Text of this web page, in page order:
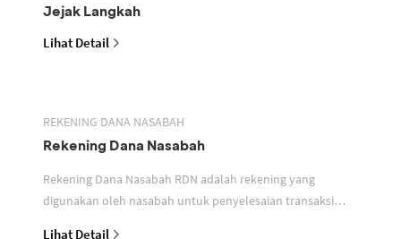
Jejak Langkah
Lihat Detail
REKENING DANA NASABAH
Rekening Dana Nasabah
Rekening Dana Nasabah RDN adalah rekening yang
digunakan oleh nasabah untuk penyelesaian transaksi
Lihat Detail